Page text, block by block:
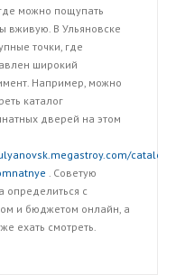
можно пощупать
вживую. В Ульяновске
точки, где
широкий
Например, можно
каталог
дверей на этом
catalog/
. Советую
определиться с
и бюджетом онлайн, а
ехать смотреть.